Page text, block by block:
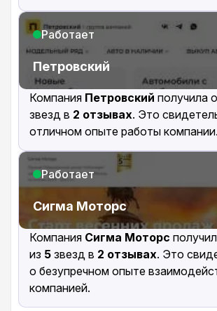
Работает
Петровский
Компания Петровский получила
звезд в 2 отзывах. Это
отличном опыте работы компании.
Работает
Сигма Моторс
Компания Сигма Моторс
из 5 звезд в 2 отзывах. Это
о безупречном опыте
компанией.